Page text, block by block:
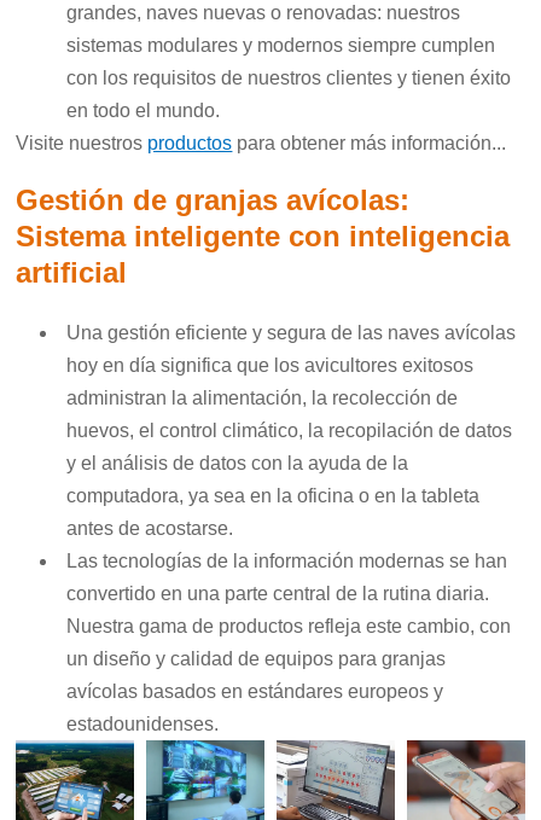
grandes, naves nuevas o renovadas: nuestros
sistemas modulares y modernos siempre cumplen
con los requisitos de nuestros clientes y tienen éxito
en todo el mundo.
Visite nuestros productos para obtener más información...
Gestión de granjas avícolas:
Sistema inteligente con inteligencia
artificial
Una gestión eficiente y segura de las naves avícolas
hoy en día significa que los avicultores exitosos
administran la alimentación, la recolección de
huevos, el control climático, la recopilación de datos
y el análisis de datos con la ayuda de la
computadora, ya sea en la oficina o en la tableta
antes de acostarse.
Las tecnologías de la información modernas se han
convertido en una parte central de la rutina diaria.
Nuestra gama de productos refleja este cambio, con
un diseño y calidad de equipos para granjas
avícolas basados en estándares europeos y
estadounidenses.